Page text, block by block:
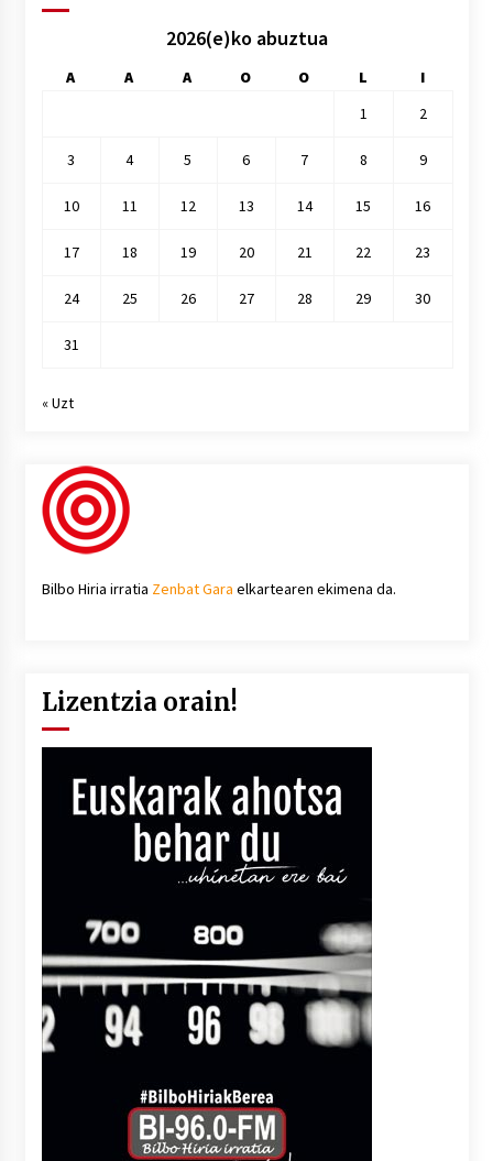
2026(e)ko abuztua
A A A O O L
I
1
2
3 4 5 6 7 8 9
10 11 12 13 14 15 16
17 18 19 20 21 22 23
24 25 26 27 28 29 30
31
« Uzt
Bilbo Hiria irratia Zenbat Gara elkartearen ekimena da.
Lizentzia orain!